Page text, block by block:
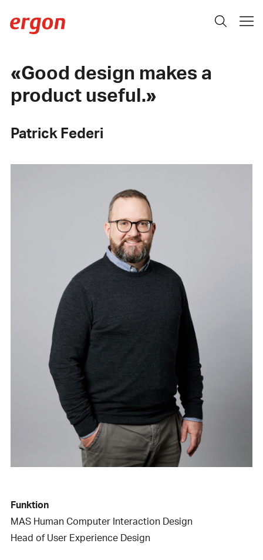
Good design makes a
product useful.
Patrick Federi
Funktion
MAS Human Computer Interaction Design
Head of User Experience Design